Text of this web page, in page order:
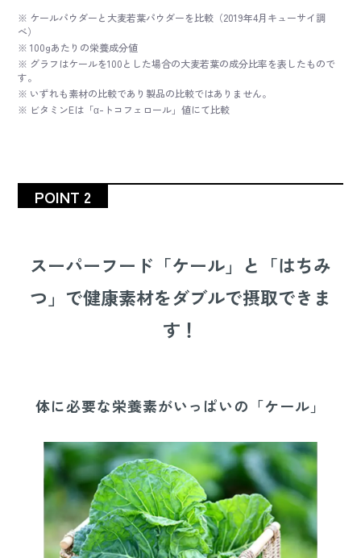
※ ケールパウダーと大麦若葉パウダーを比較（2019年4月キューサイ調
べ）
※ 100gあたりの栄養成分値
※ グラフはケールを100とした場合の大麦若葉の成分比率を表したもので
す。
※ いずれも素材の比較であり製品の比較ではありません。
※ ビタミンEは「α-トコフェロール」値にて比較
POINT 2
スーパーフード「ケール」と「はちみ
つ」で健康素材をダブルで摂取できま
す！
体に必要な栄養素がいっぱいの「ケール」